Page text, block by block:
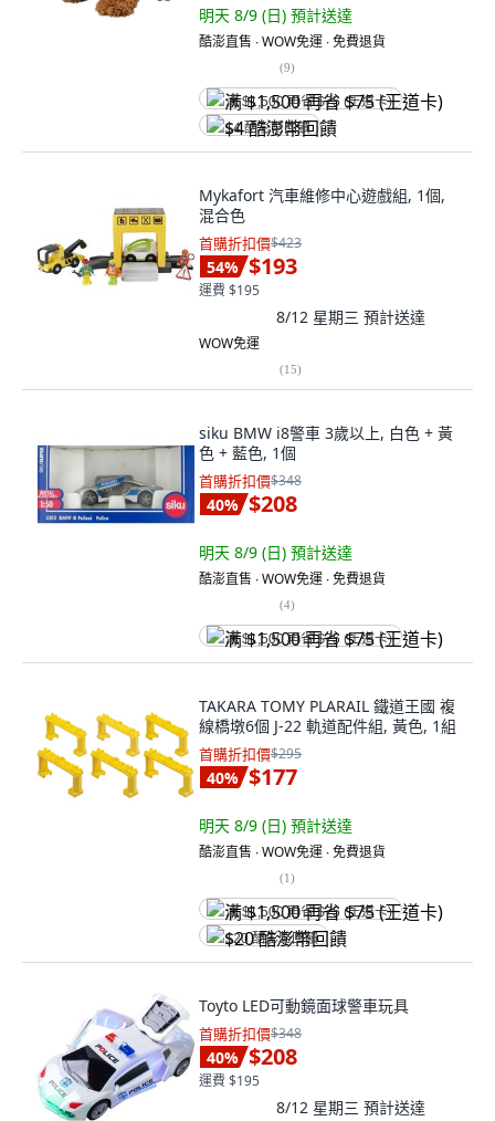
明天 8/9 (日) 預計送達
酷澎直售 ∙ WOW免運 ∙ 免費退貨
(9)
满 $1,500 再省 $75 (王道卡)
$4 酷澎幣回饋
Mykafort 汽車維修中心遊戲組, 1個,
混合色
首購折扣價$423
54% $193
運費 $195
8/12 星期三 預計送達
WOW免運
(15)
siku BMW i8警車 3歲以上, 白色 + 黃
色 + 藍色, 1個
首購折扣價$348
40% $208
明天 8/9 (日) 預計送達
酷澎直售 ∙ WOW免運 ∙ 免費退貨
(4)
满 $1,500 再省 $75 (王道卡)
TAKARA TOMY PLARAIL 鐵道王國 複
線橋墩6個 J-22 軌道配件組, 黃色, 1組
首購折扣價$295
40% $177
明天 8/9 (日) 預計送達
酷澎直售 ∙ WOW免運 ∙ 免費退貨
(1)
满 $1,500 再省 $75 (王道卡)
$20 酷澎幣回饋
Toyto LED可動鏡面球警車玩具
首購折扣價$348
40% $208
運費 $195
8/12 星期三 預計送達